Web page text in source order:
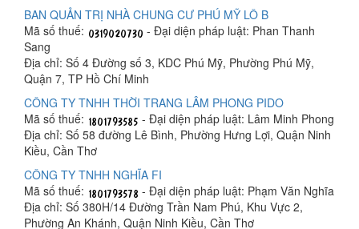
BAN QUẢN TRỊ NHÀ CHUNG CƯ PHÚ MỸ LÔ B
Mã số thuế:
- Đại diện pháp luật: Phan Thanh
Sang
Địa chỉ: Số 4 Đường số 3, KDC Phú Mỹ, Phường Phú Mỹ,
Quận 7, TP Hồ Chí Minh
CÔNG TY TNHH THỜI TRANG LÂM PHONG PIDO
Mã số thuế:
- Đại diện pháp luật: Lâm Minh Phong
Địa chỉ: Số 58 đường Lê Bình, Phường Hưng Lợi, Quận Ninh
Kiều, Cần Thơ
CÔNG TY TNHH NGHĨA FI
Mã số thuế:
- Đại diện pháp luật: Phạm Văn Nghĩa
Địa chỉ: Số 380H/14 Đường Trần Nam Phú, Khu Vực 2,
Phường An Khánh, Quận Ninh Kiều, Cần Thơ